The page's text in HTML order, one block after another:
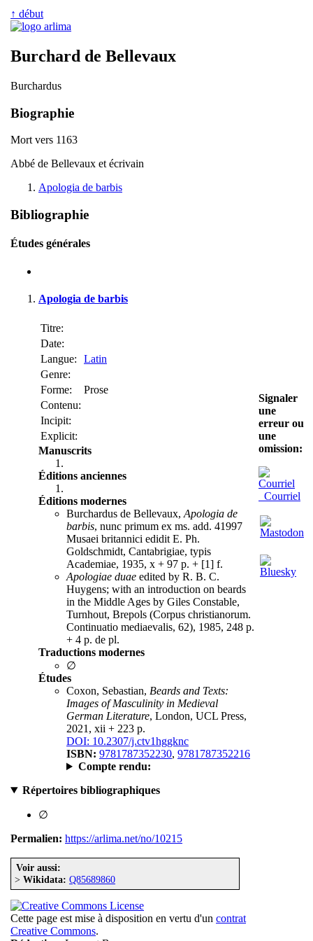
↑ début
Burchard de Bellevaux
Burchardus
Biographie
Mort vers 1163
Abbé de Bellevaux et écrivain
Apologia de barbis
Bibliographie
Études générales
Apologia de barbis
Titre:
Date:
Langue:
Latin
Genre:
Forme:
Prose
Contenu:
Incipit:
Explicit:
Manuscrits
Éditions anciennes
Éditions modernes
Burchardus de Bellevaux, Apologia de
barbis, nunc primum ex ms. add. 41997
Musaei britannici edidit E. Ph.
Goldschmidt, Cantabrigiae, typis
Academiae, 1935, x + 97 p. + [1] f.
Apologiae duae edited by R. B. C.
Huygens; with an introduction on beards
in the Middle Ages by Giles Constable,
Turnhout, Brepols (Corpus christianorum.
Continuatio mediaevalis, 62), 1985, 248 p.
+ 4 p. de pl.
Traductions modernes
∅
Études
Coxon, Sebastian, Beards and Texts:
Images of Masculinity in Medieval
German Literature, London, UCL Press,
2021, xii + 223 p.
DOI: 10.2307/j.ctv1hggknc
ISBN: 9781787352230, 9781787352216
Compte rendu:
Répertoires bibliographiques
∅
Permalien: https://arlima.net/no/10215
Voir aussi:
> Wikidata: Q85689860
Cette page est mise à disposition en vertu d'un contrat
Creative Commons.
Signaler
une
erreur ou
une
omission:
Courriel